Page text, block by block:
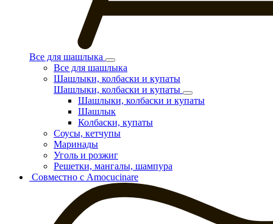
Все для шашлыка
Все для шашлыка
Шашлыки, колбаски и купаты
Шашлыки, колбаски и купаты
Шашлыки, колбаски и купаты
Шашлык
Колбаски, купаты
Соусы, кетчупы
Маринады
Уголь и розжиг
Решетки, мангалы, шампура
Совместно с Amocucinare